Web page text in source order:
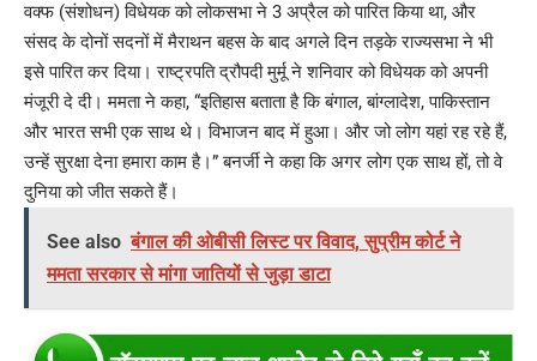
वक्फ (संशोधन) विधेयक को लोकसभा ने 3 अप्रैल को पारित किया था, और
संसद के दोनों सदनों में मैराथन बहस के बाद अगले दिन तड़के राज्यसभा ने भी
इसे पारित कर दिया। राष्ट्रपति द्रौपदी मुर्मू ने शनिवार को विधेयक को अपनी
मंजूरी दे दी। ममता ने कहा, “इतिहास बताता है कि बंगाल, बांग्लादेश, पाकिस्तान
और भारत सभी एक साथ थे। विभाजन बाद में हुआ। और जो लोग यहां रह रहे हैं,
उन्हें सुरक्षा देना हमारा काम है।” बनर्जी ने कहा कि अगर लोग एक साथ हों, तो वे
दुनिया को जीत सकते हैं।
See also बंगाल की ओबीसी लिस्ट पर विवाद, सुप्रीम कोर्ट ने
ममता सरकार से मांगा जातियों से जुड़ा डाटा